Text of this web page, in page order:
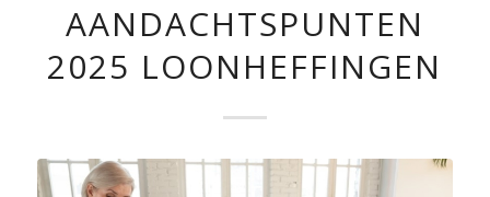
AANDACHTSPUNTEN
2025 LOONHEFFINGEN